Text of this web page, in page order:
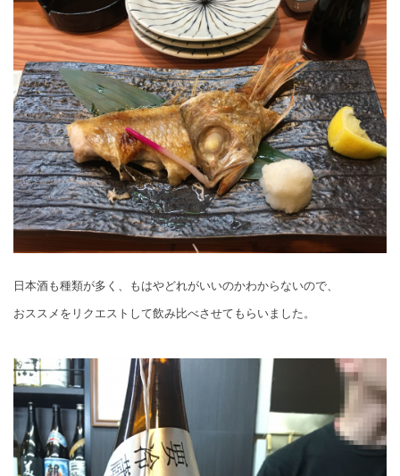
日本酒も種類が多く、もはやどれがいいのかわからないので、
おススメをリクエストして飲み比べさせてもらいました。